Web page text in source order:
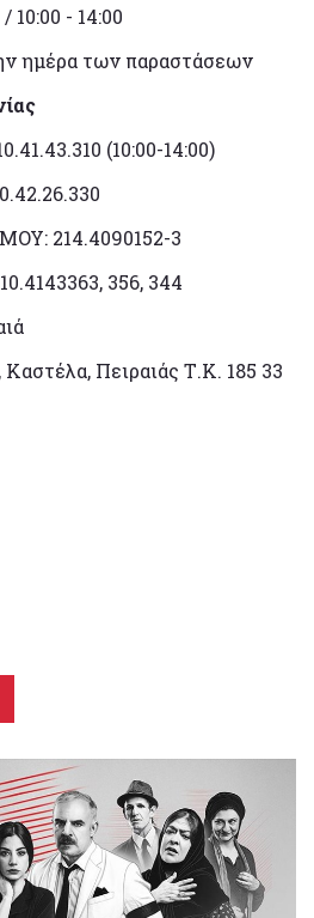
- 14:00
ημέρα των παραστάσεων
(10:00-14:00)
214.4090152-3
356, 344
Πειραιάς Τ.Κ. 185 33